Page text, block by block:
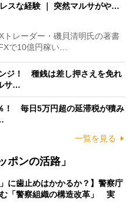
スな経験 ｜ 突然マルサがや…
レーダー・磯貝清明氏の著書
で10億円稼い…
ジ！ 種銭は差し押さえを免れ
サ…
！ 毎日5万円超の延滞税が積み
一覧を見る
ポンの活路」
に歯止めはかかるか？】警察庁
「警察組織の構造改革」 実